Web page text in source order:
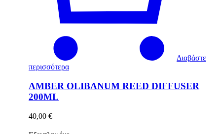
Διαβάστε
περισσότερα
AMBER OLIBANUM REED DIFFUSER
200ML
40,00 €